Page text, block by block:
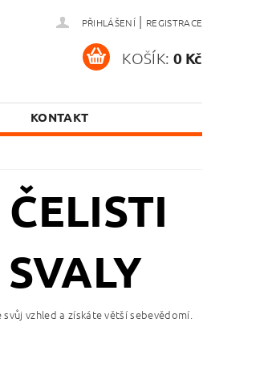
PŘIHLÁŠENÍ | REGISTRACE
KOŠÍK: 0 Kč
KONTAKT
vzhled a získáte větší sebevědomí.